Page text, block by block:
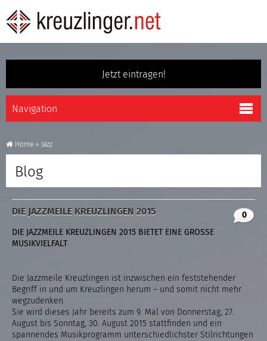
Jetzt eintragen!
Home » Jazz
Blog
DIE JAZZMEILE KREUZLINGEN 2015 0
DIE JAZZMEILE KREUZLINGEN 2015 BIETET EINE GROSSE
MUSIKVIELFALT
Die Jazzmeile Kreuzlingen ist inzwischen ein feststehender
Begriff in und um Kreuzlingen herum – und somit nicht mehr
wegzudenken.
Sie wird dieses Jahr bereits zum 9. Mal von Donnerstag, 27.
August bis Sonntag, 30. August 2015 stattfinden und ein
spannendes Musikprogramm unterschiedlichster Stilrichtungen